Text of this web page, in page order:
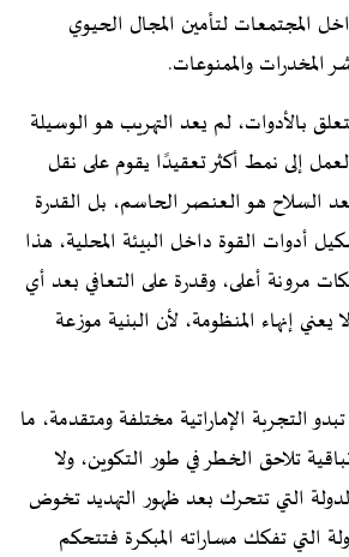
المجتمعات لتأمين المجال الحيوي
المخدرات والممنوعات.
بالأدوات، لم يعد التهريب هو الوسيلة
إلى نمط أكثر تعقيدًا يقوم على نقل
السلاح هو العنصر الحاسم، بل القدرة
أدوات القوة داخل البيئة المحلية، هذا
مرونة أعلى، وقدرة على التعافي بعد أي
إنهاء المنظومة، لأن البنية موزعة
التجربة الإماراتية مختلفة ومتقدمة، ما
تلاحق الخطر في طور التكوين، ولا
التي تتحرك بعد ظهور التهديد تخوض
التي تفكك مساراته المبكرة فتتحكم